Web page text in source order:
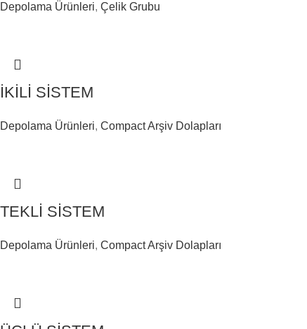
Depolama Ürünleri, Çelik Grubu
İKİLİ SİSTEM
Depolama Ürünleri, Compact Arşiv Dolapları
TEKLİ SİSTEM
Depolama Ürünleri, Compact Arşiv Dolapları